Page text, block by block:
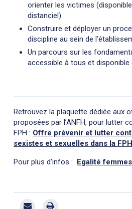
orienter les victimes
distanciel).
Construire et déployer un
discipline au sein de
Un parcours sur les
accessible à tous et disponible
Retrouvez la plaquette dédiée aux
proposées par l’ANFH, pour lutter
FPH : Offre prévenir et lutter
sexistes et sexuelles dans la FPH
Pour plus d’infos : Egalité